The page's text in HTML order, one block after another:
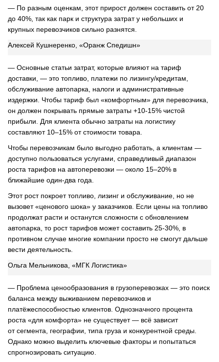
— По разным оценкам, этот прирост должен составить от 20
до 40%, так как парк и структура затрат у небольших и
крупных перевозчиков сильно разнятся.
Алексей Кушнеренко, «Оранж Спедишн»
— Основные статьи затрат, которые влияют на тариф
доставки, — это топливо, платежи по лизингу/кредитам,
обслуживание автопарка, налоги и административные
издержки. Чтобы тариф был «комфортным» для перевозчика,
он должен покрывать прямые затраты +10-15% чистой
прибыли. Для клиента обычно затраты на логистику
составляют 10–15% от стоимости товара.
Чтобы перевозчикам было выгодно работать, а клиентам —
доступно пользоваться услугами, справедливый диапазон
роста тарифов на автоперевозки — около 15–20% в
ближайшие один-два года.
Этот рост покроет топливо, лизинг и обслуживание, но не
вызовет «ценового шока» у заказчиков. Если цены на топливо
продолжат расти и останутся сложности с обновлением
автопарка, то рост тарифов может составить 25-30%, в
противном случае многие компании просто не смогут дальше
вести деятельность.
Ольга Мельникова, «МГК Логистика»
— Проблема ценообразования в грузоперевозках — это поиск
баланса между выживанием перевозчиков и
платёжеспособностью клиентов. Однозначного процента
роста «для комфорта» не существует — всё зависит
от сегмента, географии, типа груза и конкурентной среды.
Однако можно выделить ключевые факторы и попытаться
спрогнозировать ситуацию.